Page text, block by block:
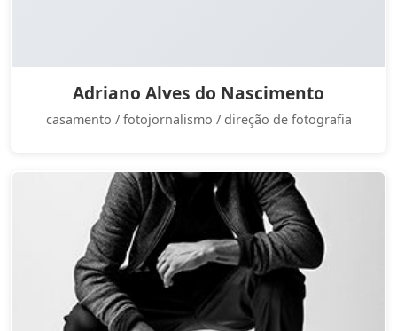
Adriano Alves do Nascimento
casamento / fotojornalismo / direção de fotografia